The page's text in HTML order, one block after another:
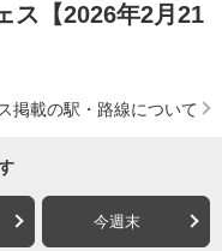
ス【2026年2月21
掲載の駅・路線について
今週末